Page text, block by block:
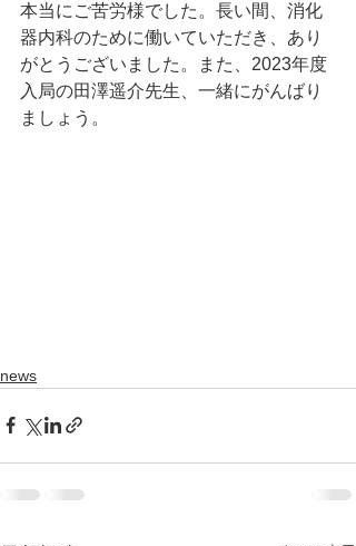
本当にご苦労様でした。長い間、消化
器内科のために働いていただき、あり
がとうございました。また、2023年度
入局の田澤遥介先生、一緒にがんばり
ましょう。
news